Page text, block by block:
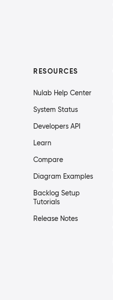
RESOURCES
Nulab Help Center
System Status
Developers API
Learn
Compare
Diagram Examples
Backlog Setup
Tutorials
Release Notes